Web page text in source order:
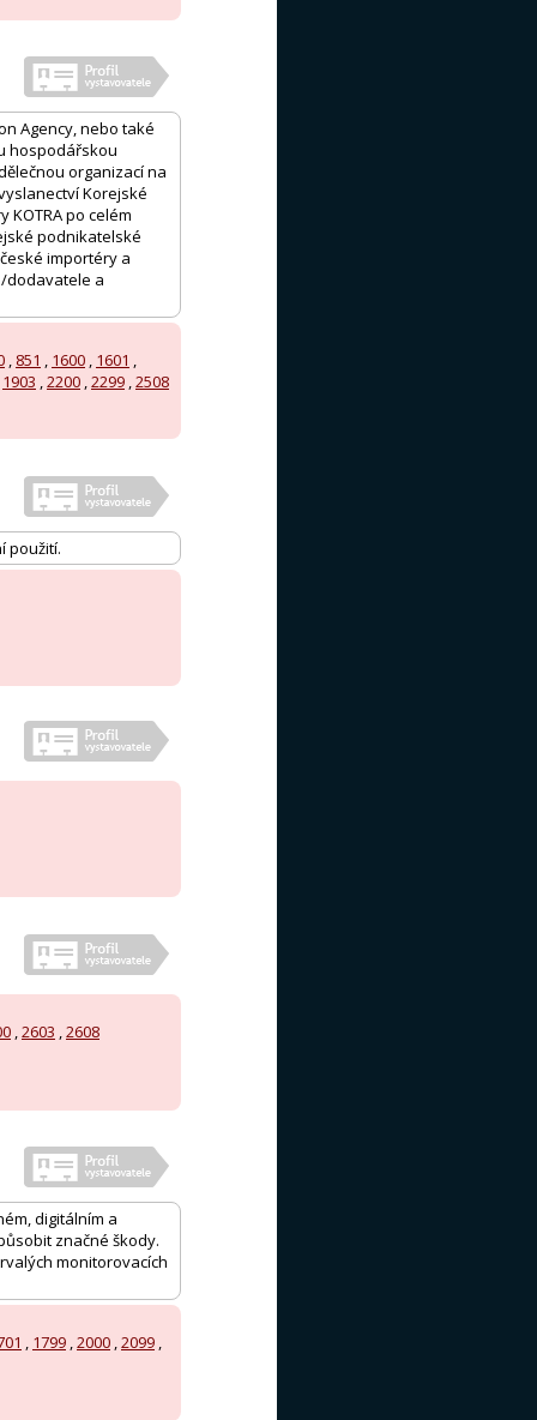
Agency, nebo také
hospodářskou
organizací na
Korejské
po celém
podnikatelské
importéry a
dodavatele a
, 851 , 1600 , 1601 ,
1903 ,2200 ,2299 ,2508
použití.
,2603 ,2608
digitálním a
značné škody.
monitorovacích
, 1799 ,2000 ,2099 ,